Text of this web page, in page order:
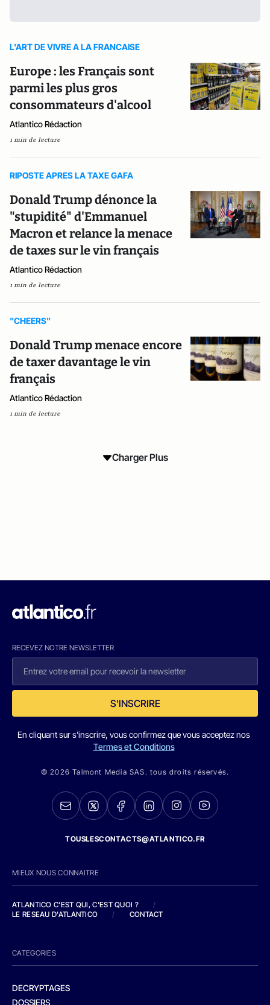
L'ART DE VIVRE A LA FRANCAISE
Europe : les Français sont
parmi les plus gros
consommateurs d'alcool
Atlantico Rédaction
1 min de lecture
RIPOSTE APRES LA TAXE GAFA
Donald Trump dénonce la
"stupidité" d'Emmanuel
Macron et relance la menace
de taxes sur le vin français
Atlantico Rédaction
1 min de lecture
"CHEERS"
Donald Trump menace encore
de taxer davantage le vin
français
Atlantico Rédaction
1 min de lecture
Charger Plus
RECEVEZ NOTRE NEWSLETTER
S'INSCRIRE
En cliquant sur s'inscrire, vous confirmez que vous acceptez nos
Termes et Conditions
© 2026 Talmont Media SAS. tous droits réservés.
TOUSLESCONTACTS@ATLANTICO.FR
MIEUX NOUS CONNAITRE
ATLANTICO C'EST QUI, C'EST QUOI ?
/
LE RESEAU D'ATLANTICO
/ CONTACT
CATEGORIES
DECRYPTAGES
DOSSIERS